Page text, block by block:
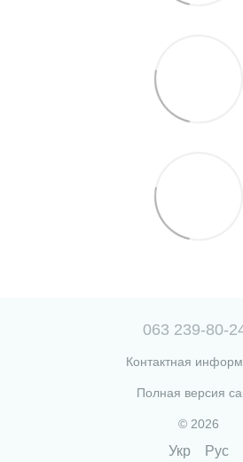
063 239-80-
Контактная
Полная версия
© 2026
Укр Рус